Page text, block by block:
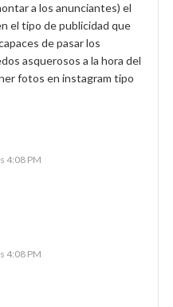
a los anunciantes) el
el tipo de publicidad que
de pasar los
asquerosos a la hora del
fotos en instagram tipo
4:08 PM
4:08 PM